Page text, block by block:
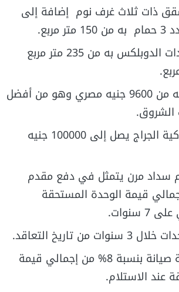
ذات ثلاث غرف نوم إضافة إلى
تبدأ مساحة وحدات الدوبلكس به من 235 متر مربع
يبدأ سعر المتر به من 9600 جنيه مصري وهو من أفضل
الشروق.
يتم دفع مبلغ باكية الجراج يصل إلى 100000 جنيه
سداد مرن يتمثل في دفع مقدم
من إجمالي قيمة الوحدة المستحقة
تاريخ التعاقد.
يتم سداد وديعة صيانة بنسبة 8%؜ من إجمالي قيمة
عند الاستلام.